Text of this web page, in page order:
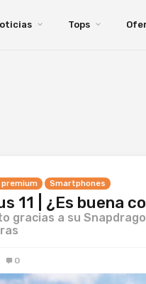
Tops
premium Smartphones
11 | ¿Es buena
gracias a su
0